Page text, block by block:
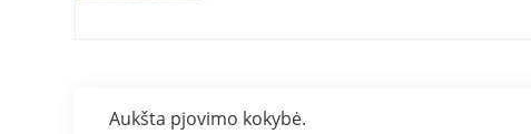
Aukšta pjovimo kokybė.